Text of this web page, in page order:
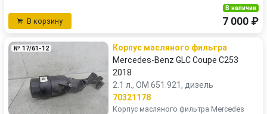
В корзину
В наличии
7 000 ₽
№ 17/61-12
Корпус масляного фильтра
Mercedes-Benz GLC Coupe C253
2018
2.1 л., OM 651.921, дизель
70321178
Корпус масляного фильтра Mercedes